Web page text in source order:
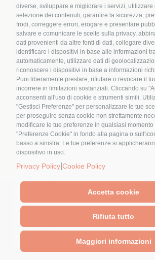
diverse, sviluppare e migliorare i servizi, utilizzare
selezione dei contenuti, garantire la sicurezza,
frodi, correggere errori, erogare e presentare
salvare e comunicare le scelte sulla privacy,
dati provenienti da altre fonti di dati, collegare
identificare i dispositivi in base alle informazioni
automaticamente, utilizzare dati di
riconoscere i dispositivi in base a informazioni
Puoi liberamente prestare, rifiutare o revocare il
incorrere in limitazioni sostanziali. Cliccando su
acconsenti all'uso di cookie e strumenti simili.
"Gestisci Preferenze" per personalizzare le tue
per proseguire senza cookie non strettamente
modificare le tue preferenze in qualsiasi
"Preferenze Cookie" in fondo alla pagina o
basso a sinistra. Le tue preferenze si
dispositivo in uso.
Privacy Policy Cookie Policy
Accetta cookie
Rifiuta tutto
Maggiori informazioni
Ebook,Magazine
Le Vettovaglie Magazine
© 2023 - Pubblicato da Elena Alquati - area
direzione artistica
Sede Legale: Via Val di Ledro, 11 - 20162
Operativa: Via Marconi, 50 - 27030
Partita Iva 12409240962 - Privacy Policy
Preferenze Cookie
Nome *
Email*
Cliccando sul tasto "Iscriviti"
accettare, aver letto e compreso
sulla Privacy